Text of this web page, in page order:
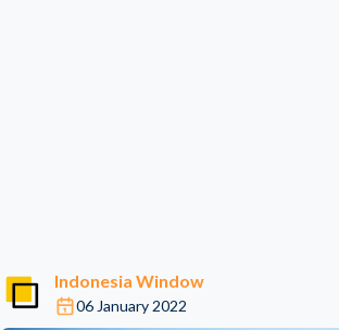
Indonesia Window
06 January 2022